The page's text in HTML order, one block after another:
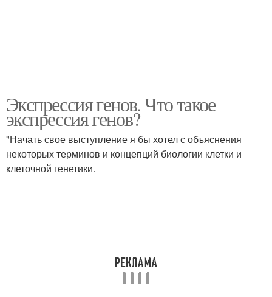
Экспрессия генов. Что такое
экспрессия генов?
"Начать свое выступление я бы хотел с объяснения
некоторых терминов и концепций биологии клетки и
клеточной генетики.